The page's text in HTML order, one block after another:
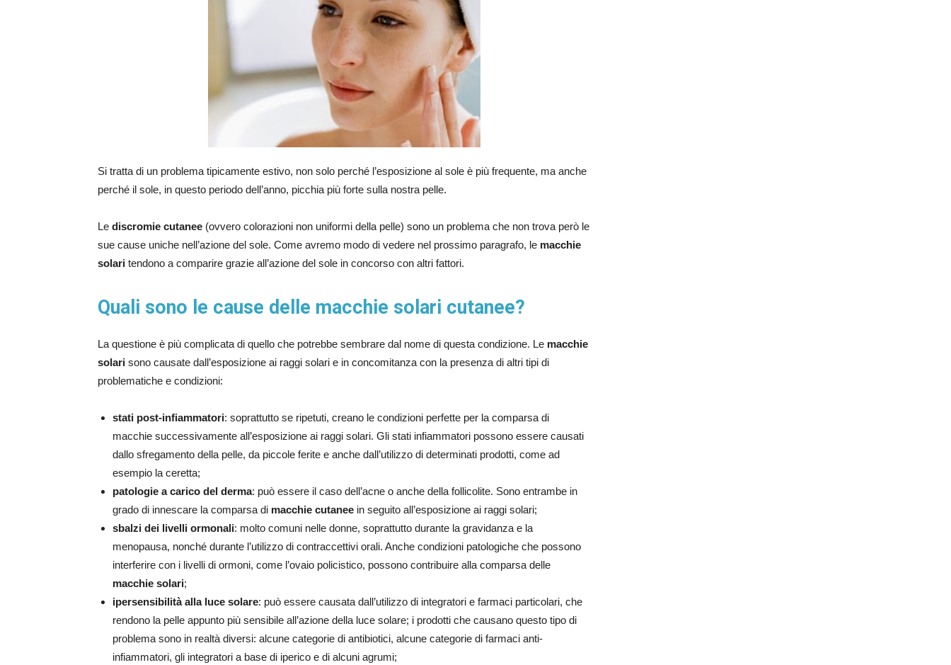
Si tratta di un problema tipicamente estivo, non solo perché l’esposizione al sole è più frequente, ma anche
perché il sole, in questo periodo dell’anno, picchia più forte sulla nostra pelle.
Le discromie cutanee (ovvero colorazioni non uniformi della pelle) sono un problema che non trova però le
sue cause uniche nell’azione del sole. Come avremo modo di vedere nel prossimo paragrafo, le macchie
solari tendono a comparire grazie all’azione del sole in concorso con altri fattori.
Quali sono le cause delle macchie solari cutanee?
La questione è più complicata di quello che potrebbe sembrare dal nome di questa condizione. Le macchie
solari sono causate dall’esposizione ai raggi solari e in concomitanza con la presenza di altri tipi di
problematiche e condizioni:
stati post-infiammatori: soprattutto se ripetuti, creano le condizioni perfette per la comparsa di
macchie successivamente all’esposizione ai raggi solari. Gli stati infiammatori possono essere causati
dallo sfregamento della pelle, da piccole ferite e anche dall’utilizzo di determinati prodotti, come ad
esempio la ceretta;
patologie a carico del derma: può essere il caso dell’acne o anche della follicolite. Sono entrambe in
grado di innescare la comparsa di macchie cutanee in seguito all’esposizione ai raggi solari;
sbalzi dei livelli ormonali: molto comuni nelle donne, soprattutto durante la gravidanza e la
menopausa, nonché durante l’utilizzo di contraccettivi orali. Anche condizioni patologiche che possono
interferire con i livelli di ormoni, come l’ovaio policistico, possono contribuire alla comparsa delle
macchie solari;
ipersensibilità alla luce solare: può essere causata dall’utilizzo di integratori e farmaci particolari, che
rendono la pelle appunto più sensibile all’azione della luce solare; i prodotti che causano questo tipo di
problema sono in realtà diversi: alcune categorie di antibiotici, alcune categorie di farmaci anti-
infiammatori, gli integratori a base di iperico e di alcuni agrumi;